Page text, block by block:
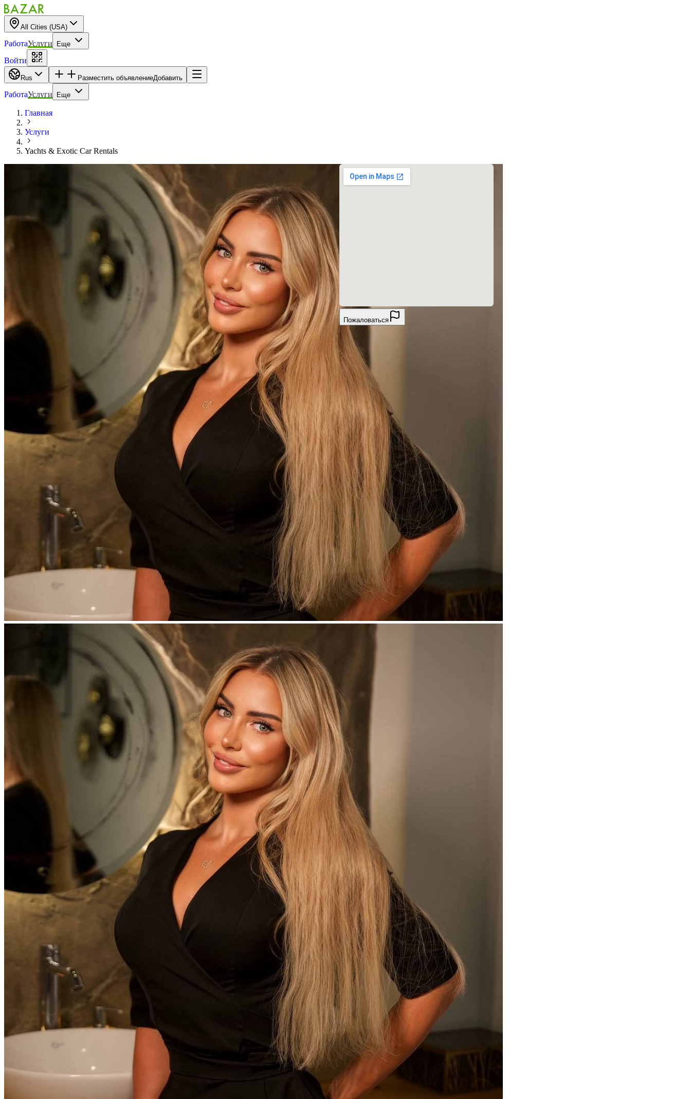
All Cities (USA)
РаботаУслуги Еще
Войти
Rus Разместить объявлениеДобавить
РаботаУслуги Еще
Главная
Услуги
Yachts & Exotic Car Rentals
Пожаловаться